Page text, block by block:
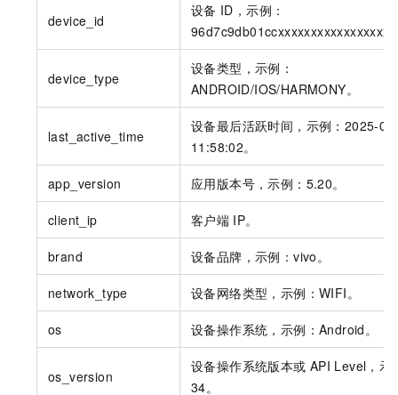
device_id
设备 ID，示例：
device_type
设备类型，示例：
ANDROID/IOS/HARMONY。
last_active_time
设备最后活跃时间，示例：2025-
11:58:02。
app_version 应用版本号，示例：5.20。
client_ip 客户端 IP。
brand 设备品牌，示例：vivo。
network_type 设备网络类型，示例：WIFI。
os 设备操作系统，示例：Android。
os_version
设备操作系统版本或 API Level，示
34。